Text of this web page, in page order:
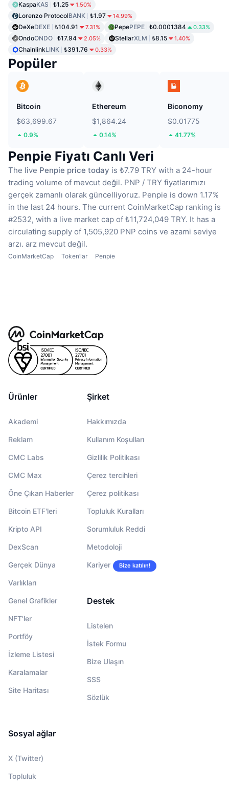
KaspaKAS ₺1.25 1.50%
Lorenzo ProtocolBANK ₺1.97 14.99%
DeXeDEXE ₺104.91 7.31% PepePEPE ₺0.0001384 0.33%
OndoONDO ₺17.94 2.05% StellarXLM ₺8.15 1.40%
ChainlinkLINK ₺391.76 0.33%
Popüler
Bitcoin
$63,699.67
0.9%
Ethereum
$1,864.24
0.14%
Biconomy
$0.01775
41.77%
Penpie Fiyatı Canlı Veri
The live Penpie price today is ₺7.79 TRY with a 24-hour
trading volume of mevcut değil. PNP / TRY fiyatlarımızı
gerçek zamanlı olarak güncelliyoruz. Penpie is down 1.17%
in the last 24 hours. The current CoinMarketCap ranking is
#2532, with a live market cap of ₺11,724,049 TRY. It has a
circulating supply of 1,505,920 PNP coins ve azami seviye
arzı. arz mevcut değil.
CoinMarketCap Token’lar Penpie
Ürünler
Akademi
Reklam
CMC Labs
CMC Max
Öne Çıkan Haberler
Bitcoin ETF'leri
Kripto API
DexScan
Gerçek Dünya
Varlıkları
Genel Grafikler
NFT'ler
Portföy
İzleme Listesi
Karalamalar
Site Haritası
Şirket
Hakkımızda
Kullanım Koşulları
Gizlilik Politikası
Çerez tercihleri
Çerez politikası
Topluluk Kuralları
Sorumluluk Reddi
Metodoloji
Kariyer Bize katılın!
Destek
Listelen
İstek Formu
Bize Ulaşın
SSS
Sözlük
Sosyal ağlar
X (Twitter)
Topluluk